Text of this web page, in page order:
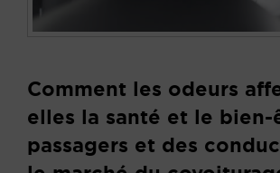
Comment les odeurs
elles la santé et le bien-
passagers et des